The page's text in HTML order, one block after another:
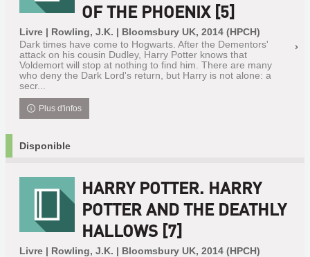
OF THE PHOENIX [5]
Livre | Rowling, J.K. | Bloomsbury UK, 2014 (HPCH)
Dark times have come to Hogwarts. After the Dementors'
attack on his cousin Dudley, Harry Potter knows that
Voldemort will stop at nothing to find him. There are many
who deny the Dark Lord's return, but Harry is not alone: a
secr...
Plus d'infos
Disponible
HARRY POTTER. HARRY
POTTER AND THE DEATHLY
HALLOWS [7]
Livre | Rowling, J.K. | Bloomsbury UK, 2014 (HPCH)